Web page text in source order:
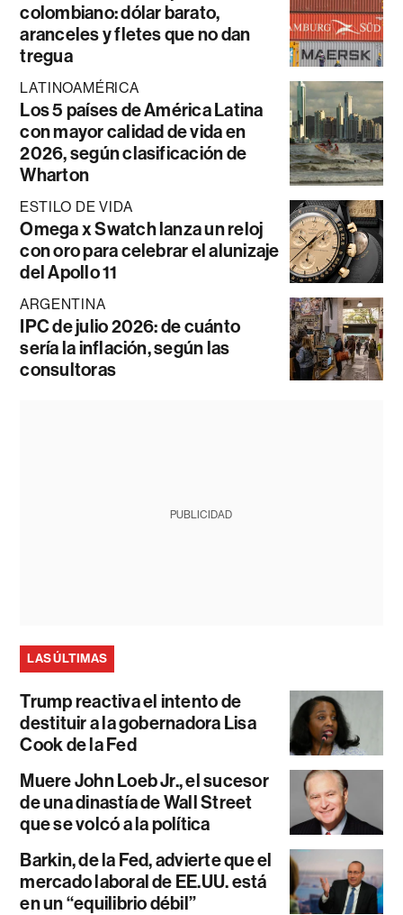
colombiano: dólar barato,
aranceles y fletes que no dan
tregua
LATINOAMÉRICA
Los 5 países de América Latina
con mayor calidad de vida en
2026, según clasificación de
Wharton
ESTILO DE VIDA
Omega x Swatch lanza un reloj
con oro para celebrar el alunizaje
del Apollo 11
ARGENTINA
IPC de julio 2026: de cuánto
sería la inflación, según las
consultoras
PUBLICIDAD
LAS ÚLTIMAS
Trump reactiva el intento de
destituir a la gobernadora Lisa
Cook de la Fed
Muere John Loeb Jr., el sucesor
de una dinastía de Wall Street
que se volcó a la política
Barkin, de la Fed, advierte que el
mercado laboral de EE.UU. está
en un “equilibrio débil”